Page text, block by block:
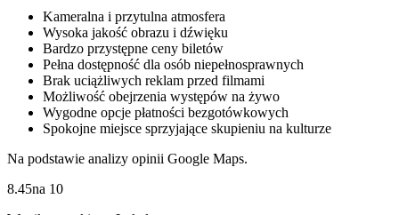
Kameralna i przytulna atmosfera
Wysoka jakość obrazu i dźwięku
Bardzo przystępne ceny biletów
Pełna dostępność dla osób niepełnosprawnych
Brak uciążliwych reklam przed filmami
Możliwość obejrzenia występów na żywo
Wygodne opcje płatności bezgotówkowych
Spokojne miejsce sprzyjające skupieniu na kulturze
Na podstawie analizy opinii Google Maps.
8.45na 10